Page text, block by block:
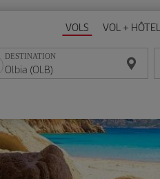
VOLS VOL + HÔTEL
DESTINATION